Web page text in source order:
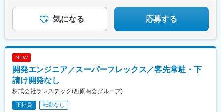
気になる 応募する
NEW
開発エンジニア／スーパーフレックス／客先常駐・下
請け開発なし
株式会社ランステック(西原商会グループ)
正社員 転勤なし